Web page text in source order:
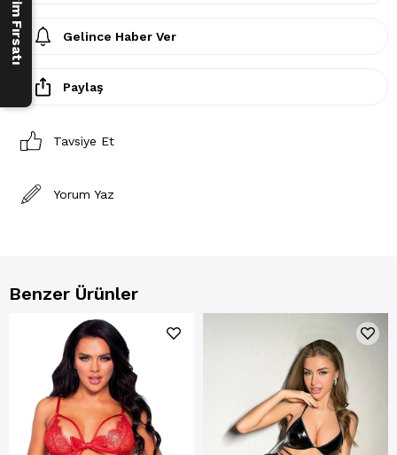
Gelince Haber Ver
Paylaş
Tavsiye Et
Yorum Yaz
Benzer Ürünler